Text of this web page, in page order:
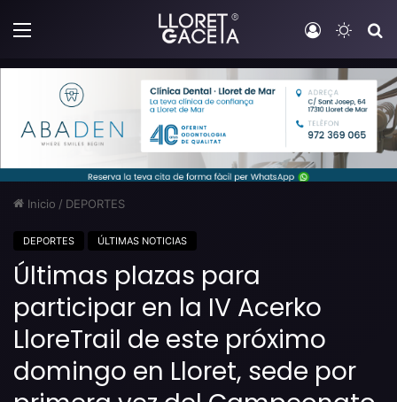
Menú Iniciar
Inicio / DEPORTES
DEPORTES ÚLTIMAS NOTICIAS
Últimas plazas para
participar en la IV Acerko
LloreTrail de este próximo
domingo en Lloret, sede por